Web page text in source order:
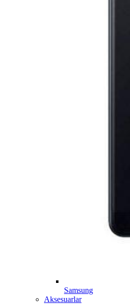
Samsung
Aksesuarlar